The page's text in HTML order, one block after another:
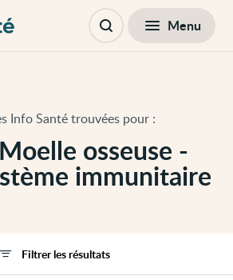
osseuse -
immunitaire
Info Santé trouvées pour :
Ouvrir Menu
Filtrer les résultats
Fermer